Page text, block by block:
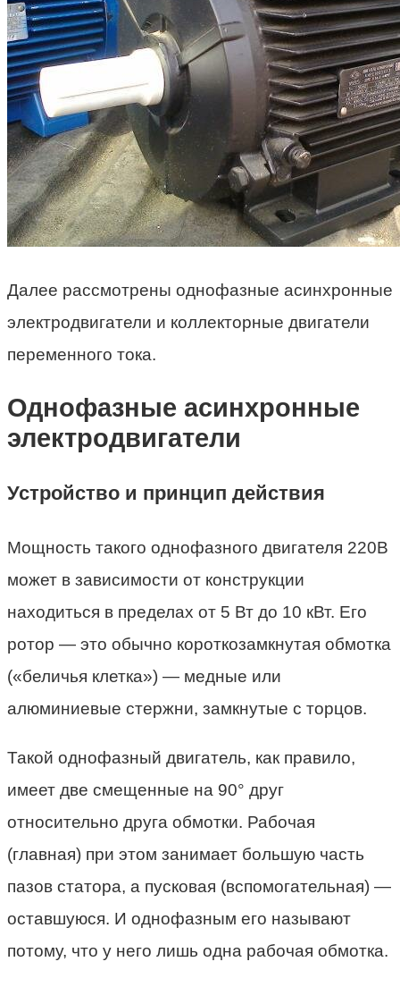
Далее рассмотрены однофазные асинхронные
электродвигатели и коллекторные двигатели
переменного тока.
Однофазные асинхронные
электродвигатели
Устройство и принцип действия
Мощность такого однофазного двигателя 220В
может в зависимости от конструкции
находиться в пределах от 5 Вт до 10 кВт. Его
ротор — это обычно короткозамкнутая обмотка
(«беличья клетка») — медные или
алюминиевые стержни, замкнутые с торцов.
Такой однофазный двигатель, как правило,
имеет две смещенные на 90° друг
относительно друга обмотки. Рабочая
(главная) при этом занимает большую часть
пазов статора, а пусковая (вспомогательная) —
оставшуюся. И однофазным его называют
потому, что у него лишь одна рабочая обмотка.